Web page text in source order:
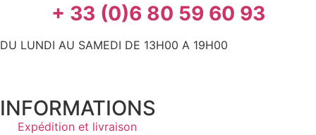
+ 33 (0)6 80 59 60 93
DU LUNDI AU SAMEDI DE 13H00 A 19H00
INFORMATIONS
Expédition et livraison